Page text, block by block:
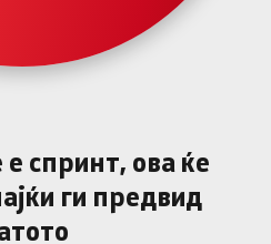
спринт, ова ќе
ги предвид